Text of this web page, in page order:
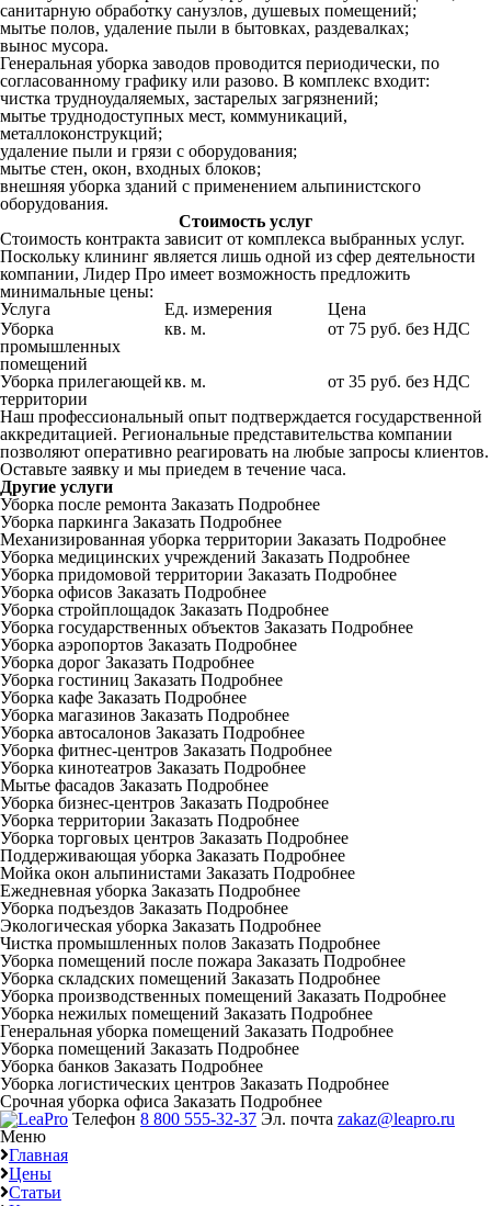
санитарную обработку санузлов, душевых помещений;
мытье полов, удаление пыли в бытовках, раздевалках;
вынос мусора.
Генеральная уборка заводов проводится периодически, по
согласованному графику или разово. В комплекс входит:
чистка трудноудаляемых, застарелых загрязнений;
мытье труднодоступных мест, коммуникаций,
металлоконструкций;
удаление пыли и грязи с оборудования;
мытье стен, окон, входных блоков;
внешняя уборка зданий с применением альпинистского
оборудования.
Стоимость услуг
Стоимость контракта зависит от комплекса выбранных услуг.
Поскольку клининг является лишь одной из сфер деятельности
компании, Лидер Про имеет возможность предложить
минимальные цены:
Услуга
Ед. измерения
Цена
Уборка
промышленных
помещений
кв. м. от 75 руб. без НДС
Уборка прилегающей
территории
кв. м.
от 35 руб. без НДС
Наш профессиональный опыт подтверждается государственной
аккредитацией. Региональные представительства компании
позволяют оперативно реагировать на любые запросы клиентов.
Оставьте заявку и мы приедем в течение часа.
Другие услуги
Уборка после ремонта Заказать Подробнее
Уборка паркинга Заказать Подробнее
Механизированная уборка территории Заказать Подробнее
Уборка медицинских учреждений Заказать Подробнее
Уборка придомовой территории Заказать Подробнее
Уборка офисов Заказать Подробнее
Уборка стройплощадок Заказать Подробнее
Уборка государственных объектов Заказать Подробнее
Уборка аэропортов Заказать Подробнее
Уборка дорог Заказать Подробнее
Уборка гостиниц Заказать Подробнее
Уборка кафе Заказать Подробнее
Уборка магазинов Заказать Подробнее
Уборка автосалонов Заказать Подробнее
Уборка фитнес-центров Заказать Подробнее
Уборка кинотеатров Заказать Подробнее
Мытье фасадов Заказать Подробнее
Уборка бизнес-центров Заказать Подробнее
Уборка территории Заказать Подробнее
Уборка торговых центров Заказать Подробнее
Поддерживающая уборка Заказать Подробнее
Мойка окон альпинистами Заказать Подробнее
Ежедневная уборка Заказать Подробнее
Уборка подъездов Заказать Подробнее
Экологическая уборка Заказать Подробнее
Чистка промышленных полов Заказать Подробнее
Уборка помещений после пожара Заказать Подробнее
Уборка складских помещений Заказать Подробнее
Уборка производственных помещений Заказать Подробнее
Уборка нежилых помещений Заказать Подробнее
Генеральная уборка помещений Заказать Подробнее
Уборка помещений Заказать Подробнее
Уборка банков Заказать Подробнее
Уборка логистических центров Заказать Подробнее
Срочная уборка офиса Заказать Подробнее
Телефон 8 800 555-32-37 Эл. почта zakaz@leapro.ru
Меню
Главная
Цены
Статьи